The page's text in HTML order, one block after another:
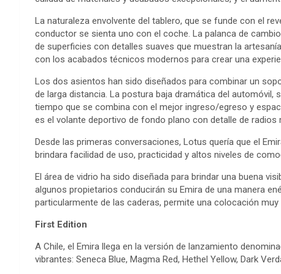
La naturaleza envolvente del tablero, que se funde con el
conductor se sienta uno con el coche. La palanca de
de superficies con detalles suaves que muestran la
con los acabados técnicos modernos para crear una
Los dos asientos han sido diseñados para combinar un
de larga distancia. La postura baja dramática del
tiempo que se combina con el mejor ingreso/egreso y
es el volante deportivo de fondo plano con detalle de
Desde las primeras conversaciones, Lotus quería que el
brindara facilidad de uso, practicidad y altos niveles de
El área de vidrio ha sido diseñada para brindar una buena
algunos propietarios conducirán su Emira de una manera
particularmente de las caderas, permite una colocación
First Edition
A Chile, el Emira llega en la versión de lanzamiento
vibrantes: Seneca Blue, Magma Red, Hethel Yellow, Dark